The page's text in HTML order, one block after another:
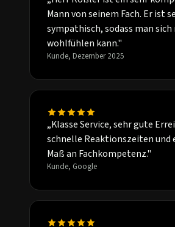
Mann von seinem Fach. Er ist
sympathisch, sodass man sich
wohlfühlen kann."
Kunde, Dezember 2025
„Klasse Service, sehr gute
schnelle Reaktionszeiten und
Maß an Fachkompetenz."
Kunde, Google